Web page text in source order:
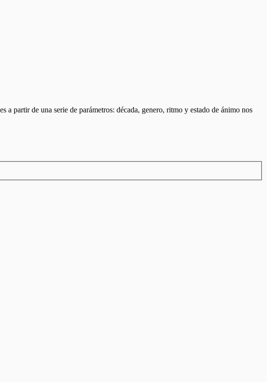
partir de una serie de parámetros: década, genero, ritmo y estado de ánimo nos